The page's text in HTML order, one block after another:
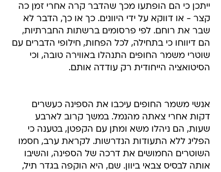
ייתכן כי הם הופתעו מכך שהדבר קרה אחרי זמן כה
קצר - או דווקא על ידי היוונים. כך או כך, הדבר לא
שבר את רוחם. לפי פרסומים ברשתות החברתיות,
הם דיווחו כי בתחילה, לכל הפחות, חילופי הדברים עם
שוטרי משמר החופים התנהלו באווירה טובה, וכי
הסיטואציה הייחודית רק עודדה אותם.
אנשי משמר החופים עיכבו את הספינה כעשרים
דקות אחרי צאתה מהנמל. במשך קרוב לארבע
שעות, הם ניהלו משא ומתן עם הקפטן, בטענה כי
הפליג ללא התעודות הנדרשות. לקראת ערב, חסמו
השוטרים החמושים את דרכה של הספינה, והשיבו
אותה לבסיס צבאי ביוון. שם, היא הוקפה בגדר תיל,